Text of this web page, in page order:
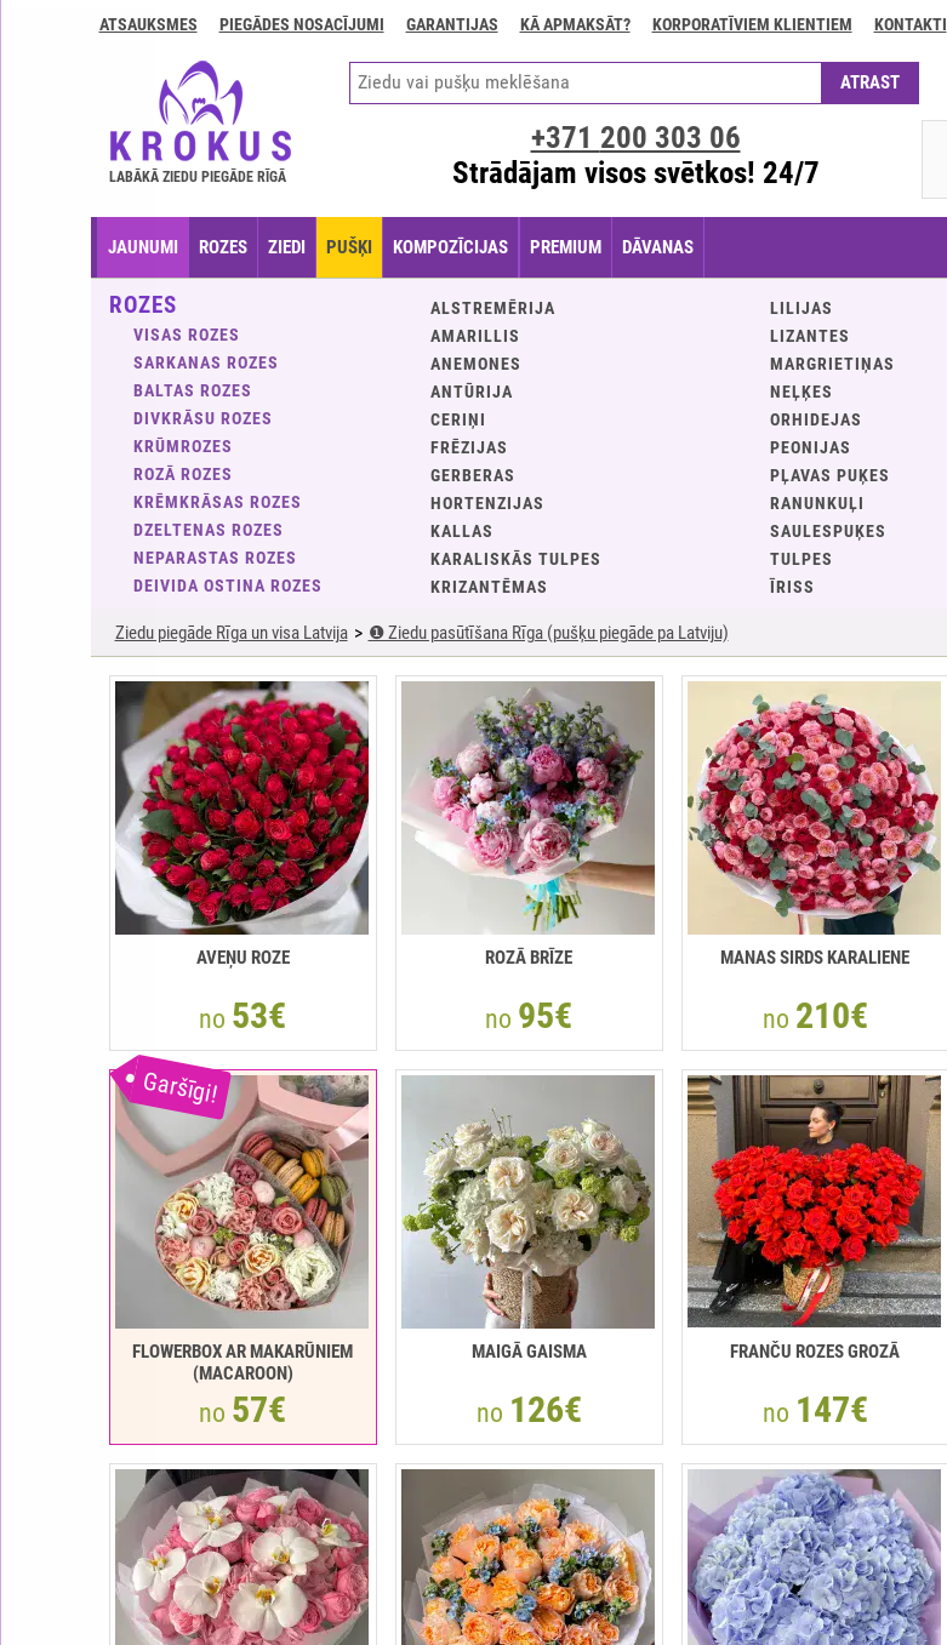
GARANTIJAS
apmaksāt?
ATSAUKSMES PIEGĀDES NOSACĪJUMI GARANTIJAS KĀ APMAKSĀT? KORPORATĪVIEM KLIENTIEM KONTAKTI
LABĀKĀ ZIEDU PIEGĀDE RĪGĀ
+371 200 303 06
Strādājam visos svētkos! 24/7
JAUNUMI ROZES ZIEDI PUŠĶI KOMPOZĪCIJAS PREMIUM DĀVANAS
ROZES
VISAS ROZES
SARKANAS ROZES
BALTAS ROZES
DIVKRĀSU ROZES
KRŪMROZES
ROZĀ ROZES
KRĒMKRĀSAS ROZES
DZELTENAS ROZES
NEPARASTAS ROZES
DEIVIDA OSTINA ROZES
ALSTREMĒRIJA
AMARILLIS
ANEMONES
ANTŪRIJA
CERIŅI
FRĒZIJAS
GERBERAS
HORTENZIJAS
KALLAS
KARALISKĀS TULPES
KRIZANTĒMAS
LILIJAS
LIZANTES
MARGRIETIŅAS
NEĻĶES
ORHIDEJAS
PEONIJAS
PĻAVAS PUĶES
RANUNKUĻI
SAULESPUĶES
TULPES
ĪRISS
Ziedu piegāde Rīga un visa Latvija ❶ Ziedu pasūtīšana Rīga (pušķu piegāde pa Latviju)
AVEŅU ROZE
no 53€
ROZĀ BRĪZE
no 95€
MANAS SIRDS KARALIENE
no 210€
Garšīgi!
FLOWERBOX AR MAKARŪNIEM
(MACAROON)
no 57€
MAIGĀ GAISMA
no 126€
FRANČU ROZES GROZĀ
no 147€